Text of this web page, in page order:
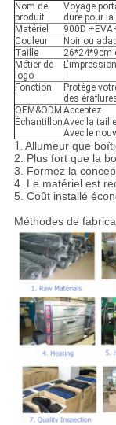
Nom de
produit
Voyage
dure pour
Matériel
900D
Couleur
Noir ou
Taille
26*24*9cm
Métier de
logo
Fonction
Protège
des
OEM&ODM Acceptez
ÉchantillonAvec la
Avec le
1. Allumeur que
2. Plus fort que la
3. Formez la
4. Le matériel est
5. Coût installé
Méthodes de